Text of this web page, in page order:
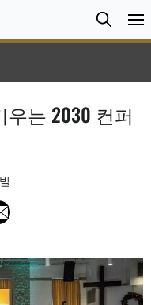
검
색
Search
는 2030 컨퍼